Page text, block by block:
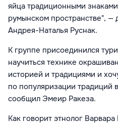
яйца традиционными
румынском пространстве", —
Андрея-Наталья Руснак.
К группе присоединился
научиться технике
историей и традициями и
по популяризации традиций
сообщил Эмеир Ракеза.
Как говорит этнолог Варвара